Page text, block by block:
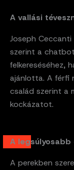
A vallási
Joseph
szerint a
felkereséséhez,
ajánlotta. A férfi
család szerint a
kockázatot.
A
A perekben